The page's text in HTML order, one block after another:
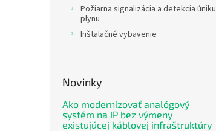
Požiarna signalizácia a detekcia úniku
plynu
Inštalačné vybavenie
Novinky
Ako modernizovať analógový
systém na IP bez výmeny
existujúcej káblovej infraštruktúry